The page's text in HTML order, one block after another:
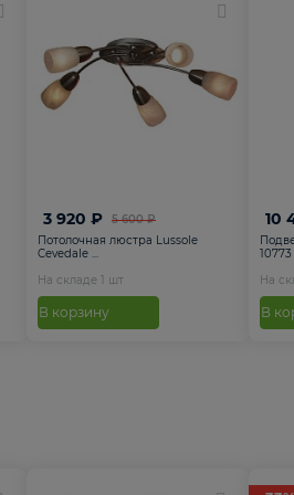
5 600 ₽
3 920 ₽
Потолочная люстра Lussole
Cevedale ...
На складе 1 шт
В корзину
10
10773
На
В